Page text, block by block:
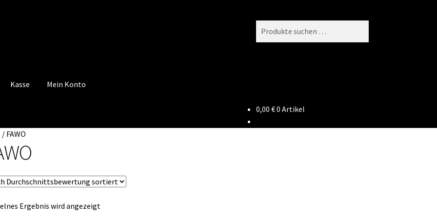
Kasse Mein Konto
0,00 €0 Artikel
/ FAWO
Ergebnis wird angezeigt